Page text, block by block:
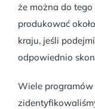
że można do tego
produkować
kraju, jeśli
odpowiednio
Wiele